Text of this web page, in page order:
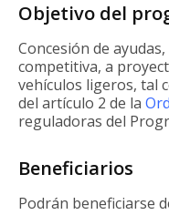
Objetivo del
Concesión de
competitiva, a
vehículos ligeros, tal
del artículo 2 de la
reguladoras del
Beneficiarios
Podrán beneficiarse